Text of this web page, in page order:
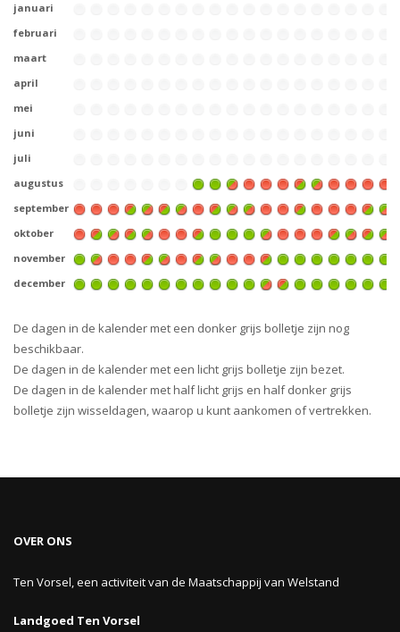
januari
februari
maart
april
mei
juni
juli
augustus
september
oktober
november
december
De dagen in de kalender met een donker grijs bolletje zijn nog
beschikbaar.
De dagen in de kalender met een licht grijs bolletje zijn bezet.
De dagen in de kalender met half licht grijs en half donker grijs
bolletje zijn wisseldagen, waarop u kunt aankomen of vertrekken.
OVER ONS
Ten Vorsel, een activiteit van de Maatschappij van Welstand
Landgoed Ten Vorsel